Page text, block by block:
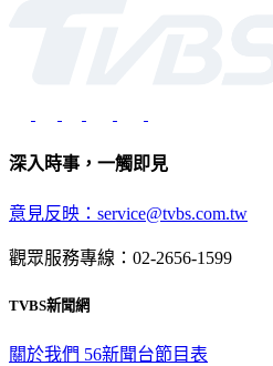
深入時事，一觸即見
意見反映：service@tvbs.com.tw
觀眾服務專線：02-2656-1599
TVBS新聞網
關於我們 56新聞台節目表